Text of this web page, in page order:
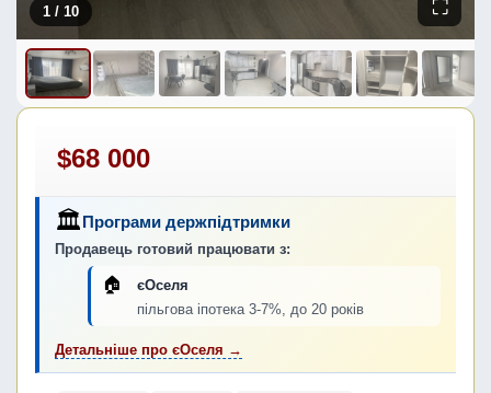
1 / 10 ⛶
$68 000
🏛Програми держпідтримки
Продавець готовий працювати з:
🏠 єОселя
пільгова іпотека 3-7%, до 20 років
Детальніше про єОселя →